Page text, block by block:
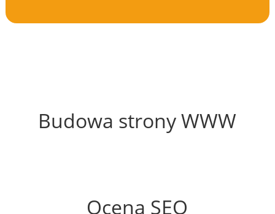
Budowa strony WWW
Ocena SEO